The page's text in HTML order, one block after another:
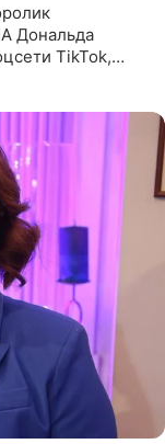
Дональда
TikTok,